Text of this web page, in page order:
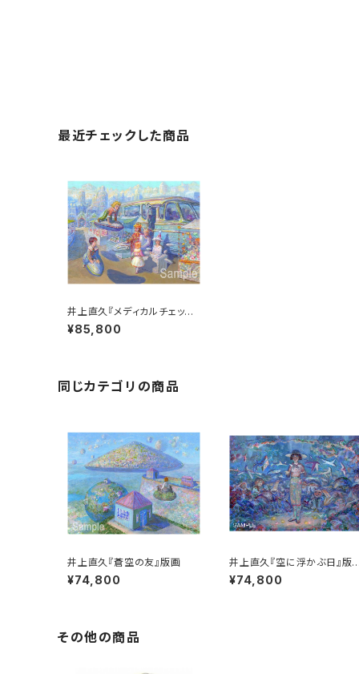
最近チェックした商品
井上直久『メディカルチェック』
版画
¥85,800
同じカテゴリの商品
井上直久『蒼空の友』版画
¥74,800
井上直久『空に浮かぶ日』版
画
¥74,800
その他の商品